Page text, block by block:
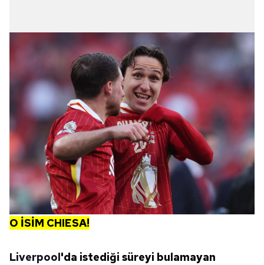
O İSİM CHIESA!
Liverpool'da istediği süreyi bulamayan